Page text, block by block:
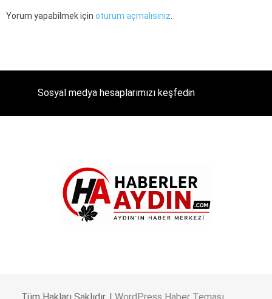
Yorum yapabilmek için oturum açmalısınız
Sosyal medya hesaplarımızı keşfedin